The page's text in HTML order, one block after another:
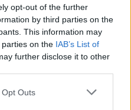
opt-out of the further
by third parties on the
This information may
on the IAB’s List of
further disclose it to other
uses one or more Google
Outs